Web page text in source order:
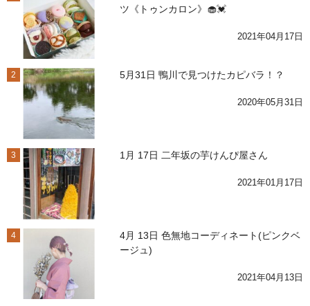
ツ《トゥンカロン》🧁💓
2021年04月17日
2 5月31日 鴨川で見つけたカピバラ！？
2020年05月31日
3 1月 17日 二年坂の芋けんぴ屋さん
2021年01月17日
4
4月 13日 色無地コーディネート(ピンクベ
ージュ)
2021年04月13日